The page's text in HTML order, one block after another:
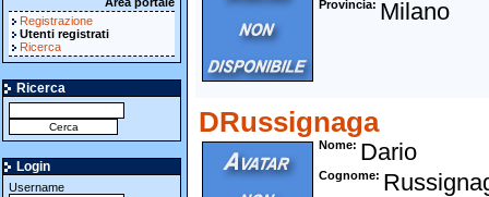
Registrazione
Utenti registrati
Ricerca
Ricerca
Login
Username
Provincia Milano
DRussignaga
Nome Dario
Cognome